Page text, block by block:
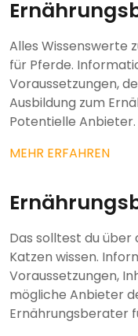
Alles Wissenswerte
für Pferde.
Voraussetzungen,
Ausbildung zum
Potentielle Anbieter.
MEHR ERFAHREN
Das solltest du
Katzen wissen.
Voraussetzungen,
mögliche Anbieter
Ernährungsberater